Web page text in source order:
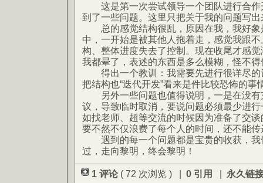
这是第一次尝试领导一个团队进行合作
到了一些问题。这里只把关于我的问题写出
总的感觉结构很乱，原因在我，我好象
中，一开始是被其他人拖着走，感觉我跟
构、整体进度失去了控制。现在收尾才感
我都晕了，表述的东西是多么模糊，怪不
得出一个教训：我需要先进行很详尽的
把结构也“迭代开发”看来是件比较恐怖的事
另外一些问题也值得说明，一是在没有
议，导致临时取消，要说问题必须最少进
如找老师、超等交流的时候因为准备了交
要不然不仅浪费了每个人的时间，还不能
遇到的每一个问题都是宝贵的收获，我
过，走向黎明，终会黎明！
1 评论 ( 72 次浏览 ) | 0 引用 | 永久链